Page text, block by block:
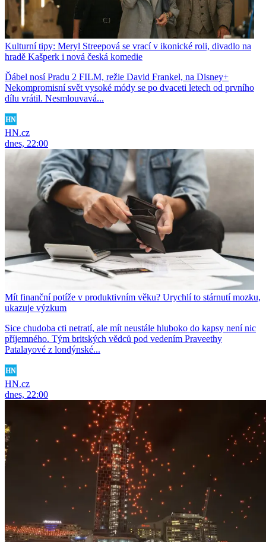
Kulturní tipy: Meryl Streepová se vrací v ikonické roli, divadlo na
hradě Kašperk i nová česká komedie
Ďábel nosí Pradu 2 FILM, režie David Frankel, na Disney+
Nekompromisní svět vysoké módy se po dvaceti letech od prvního
dílu vrátil. Nesmlouvavá...
HN.cz
dnes, 22:00
Mít finanční potíže v produktivním věku? Urychlí to stárnutí mozku,
ukazuje výzkum
Sice chudoba cti netratí, ale mít neustále hluboko do kapsy není nic
příjemného. Tým britských vědců pod vedením Praveethy
Patalayové z londýnské...
HN.cz
dnes, 22:00